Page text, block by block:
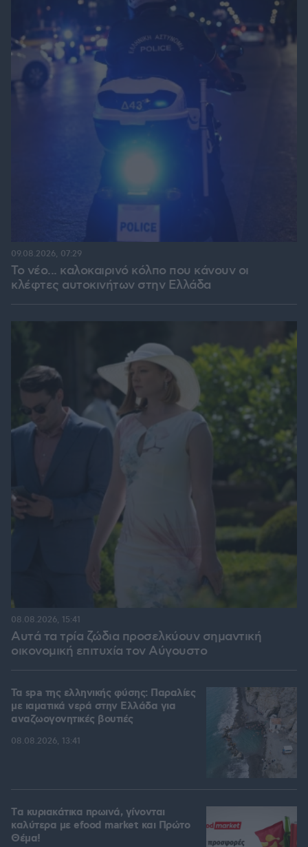
Το νέο... καλοκαιρινό κόλπο που κάνουν οι
κλέφτες αυτοκινήτων στην Ελλάδα
09.08.2026, 07:29
Αυτά τα τρία ζώδια προσελκύουν σημαντική
οικονομική επιτυχία τον Αύγουστο
08.08.2026, 15:41
Τα spa της ελληνικής φύσης: Παραλίες
με ιαματικά νερά στην Ελλάδα για
αναζωογονητικές βουτιές
08.08.2026, 13:41
Tα κυριακάτικα πρωινά, γίνονται
καλύτερα με efood market και Πρώτο
Θέμα!